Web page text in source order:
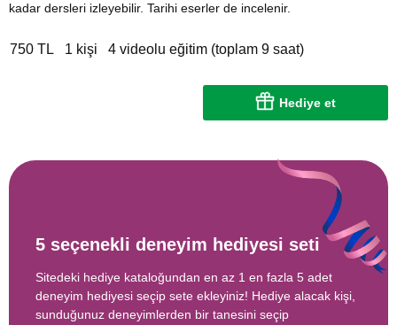
kadar dersleri izleyebilir. Tarihi eserler de incelenir.
750 TL 1 kişi 4 videolu eğitim (toplam 9 saat)
Hediye et
5 seçenekli deneyim hediyesi seti
Sitedeki hediye kataloğundan en az 1 en fazla 5 adet
deneyim hediyesi seçip sete ekleyiniz! Hediye alacak kişi,
sunduğunuz deneyimlerden bir tanesini seçip